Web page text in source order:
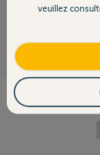
Contact
Cette
veuillez